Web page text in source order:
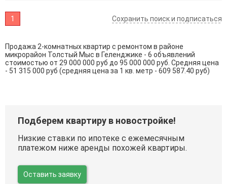
1 Сохранить поиск и подписаться
Продажа 2-комнатных квартир с ремонтом в районе
микрорайон Толстый Мыс в Геленджике - 6 объявлений
стоимостью от 29 000 000 руб до 95 000 000 руб. Средняя цена
- 51 315 000 руб (средняя цена за 1 кв. метр - 609 587.40 руб)
Подберем квартиру в новостройке!
Низкие ставки по ипотеке с ежемесячным
платежом ниже аренды похожей квартиры.
Оставить заявку